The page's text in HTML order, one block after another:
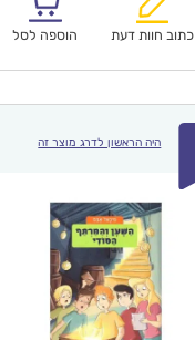
₪64.00.
כתוב חוות דעת
הוספה לסל
היה הראשון לדרג מוצר זה